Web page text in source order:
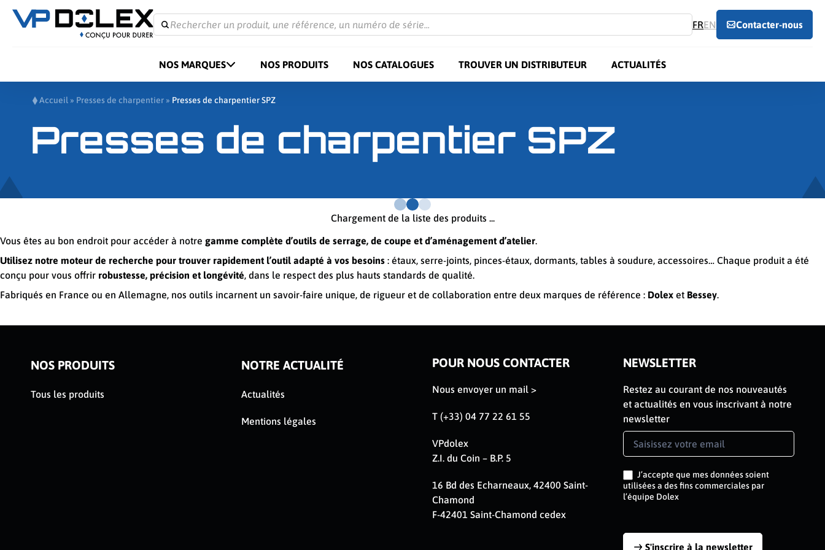
Rechercher un produit, une référence, un numéro de série... FREN Contacter-nous
NOS MARQUES NOS PRODUITS NOS CATALOGUES TROUVER UN DISTRIBUTEUR ACTUALITÉS
Accueil » Presses de charpentier » Presses de charpentier SPZ
Presses de charpentier SPZ
Chargement de la liste des produits ...
Vous êtes au bon endroit pour accéder à notre gamme complète d’outils de serrage, de coupe et d’aménagement d’atelier.
Utilisez notre moteur de recherche pour trouver rapidement l’outil adapté à vos besoins : étaux, serre-joints, pinces-étaux, dormants, tables à soudure, accessoires… Chaque produit a été
conçu pour vous offrir robustesse, précision et longévité, dans le respect des plus hauts standards de qualité.
Fabriqués en France ou en Allemagne, nos outils incarnent un savoir-faire unique, de rigueur et de collaboration entre deux marques de référence : Dolex et Bessey.
NOS PRODUITS
Tous les produits
NOTRE ACTUALITÉ
Actualités
Mentions légales
POUR NOUS CONTACTER
Nous envoyer un mail >
T (+33) 04 77 22 61 55
VPdolex
Z.I. du Coin – B.P. 5
16 Bd des Echarneaux, 42400 Saint-
Chamond
F-42401 Saint-Chamond cedex
NEWSLETTER
Restez au courant de nos nouveautés
et actualités en vous inscrivant à notre
newsletter
Newsletter
Signup
J’accepte que mes données soient
utilisées a des fins commerciales par
l’équipe Dolex
S'inscrire à la newsletter